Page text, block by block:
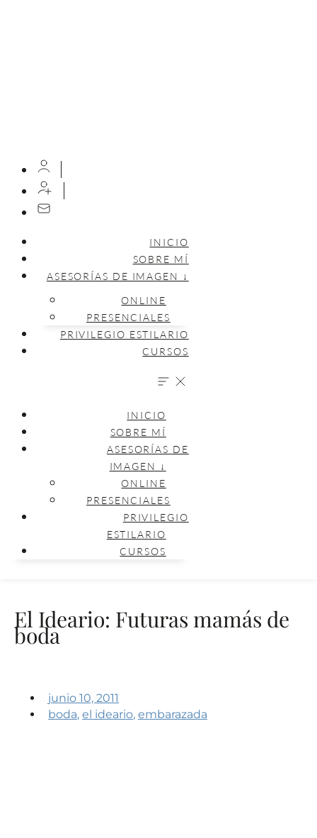
INICIO
SOBRE MÍ
ASESORÍAS DE IMAGEN ↓
ONLINE
PRESENCIALES
PRIVILEGIO ESTILARIO
CURSOS
INICIO
SOBRE MÍ
ASESORÍAS DE
IMAGEN ↓
ONLINE
PRESENCIALES
PRIVILEGIO
ESTILARIO
CURSOS
El Ideario: Futuras mamás de
boda
junio 10, 2011
boda, el ideario, embarazada